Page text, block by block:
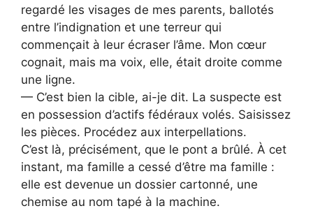
regardé les visages de mes parents, ballotés
entre l’indignation et une terreur qui
commençait à leur écraser l’âme. Mon cœur
cognait, mais ma voix, elle, était droite comme
une ligne.
— C’est bien la cible, ai-je dit. La suspecte est
en possession d’actifs fédéraux volés. Saisissez
les pièces. Procédez aux interpellations.
C’est là, précisément, que le pont a brûlé. À cet
instant, ma famille a cessé d’être ma famille :
elle est devenue un dossier cartonné, une
chemise au nom tapé à la machine.